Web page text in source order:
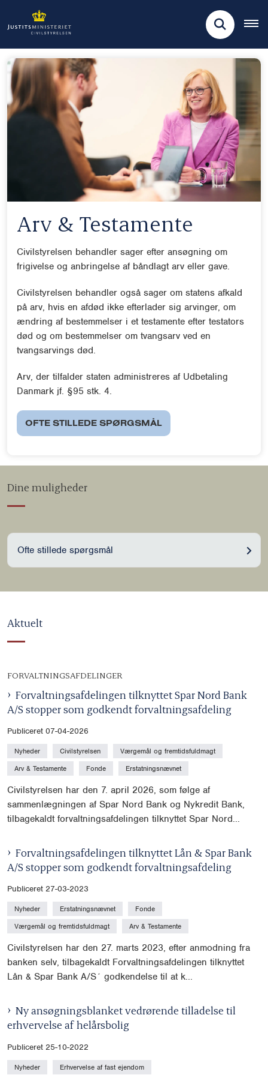
Arv & Testamente
Civilstyrelsen behandler sager efter ansøgning om
frigivelse og anbringelse af båndlagt arv eller gave.
Civilstyrelsen behandler også sager om statens afkald
på arv, hvis en afdød ikke efterlader sig arvinger, om
ændring af bestemmelser i et testamente efter testators
død og om bestemmelser om tvangsarv ved en
tvangsarvings død.
Arv, der tilfalder staten administreres af Udbetaling
Danmark jf. §95 stk. 4.
OFTE STILLEDE SPØRGSMÅL
Dine muligheder
Ofte stillede spørgsmål
Aktuelt
FORVALTNINGSAFDELINGER
Forvaltningsafdelingen tilknyttet Spar Nord Bank
A/S stopper som godkendt forvaltningsafdeling
Publiceret 07-04-2026
Nyheder Civilstyrelsen
Værgemål og fremtidsfuldmagt
Arv & Testamente
Fonde Erstatningsnævnet
Civilstyrelsen har den 7. april 2026, som følge af
sammenlægningen af Spar Nord Bank og Nykredit Bank,
tilbagekaldt forvaltningsafdelingen tilknyttet Spar Nord...
Forvaltningsafdelingen tilknyttet Lån & Spar Bank
A/S stopper som godkendt forvaltningsafdeling
Publiceret 27-03-2023
Nyheder Erstatningsnævnet
Fonde
Værgemål og fremtidsfuldmagt
Arv & Testamente
Civilstyrelsen har den 27. marts 2023, efter anmodning fra
banken selv, tilbagekaldt Forvaltningsafdelingen tilknyttet
Lån & Spar Bank A/S´ godkendelse til at k...
Ny ansøgningsblanket vedrørende tilladelse til
erhvervelse af helårsbolig
Publiceret 25-10-2022
Nyheder Erhvervelse af fast ejendom